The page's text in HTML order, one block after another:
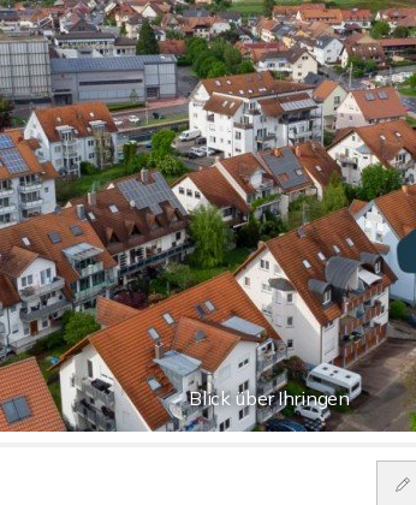
Blick über Ihringen